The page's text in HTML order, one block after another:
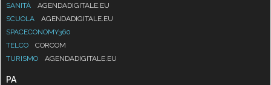
SANITÀ
AGENDADIGITALE.EU
SCUOLA
AGENDADIGITALE.EU
SPACECONOMY360
TELCO
CORCOM
TURISMO
AGENDADIGITALE.EU
PA